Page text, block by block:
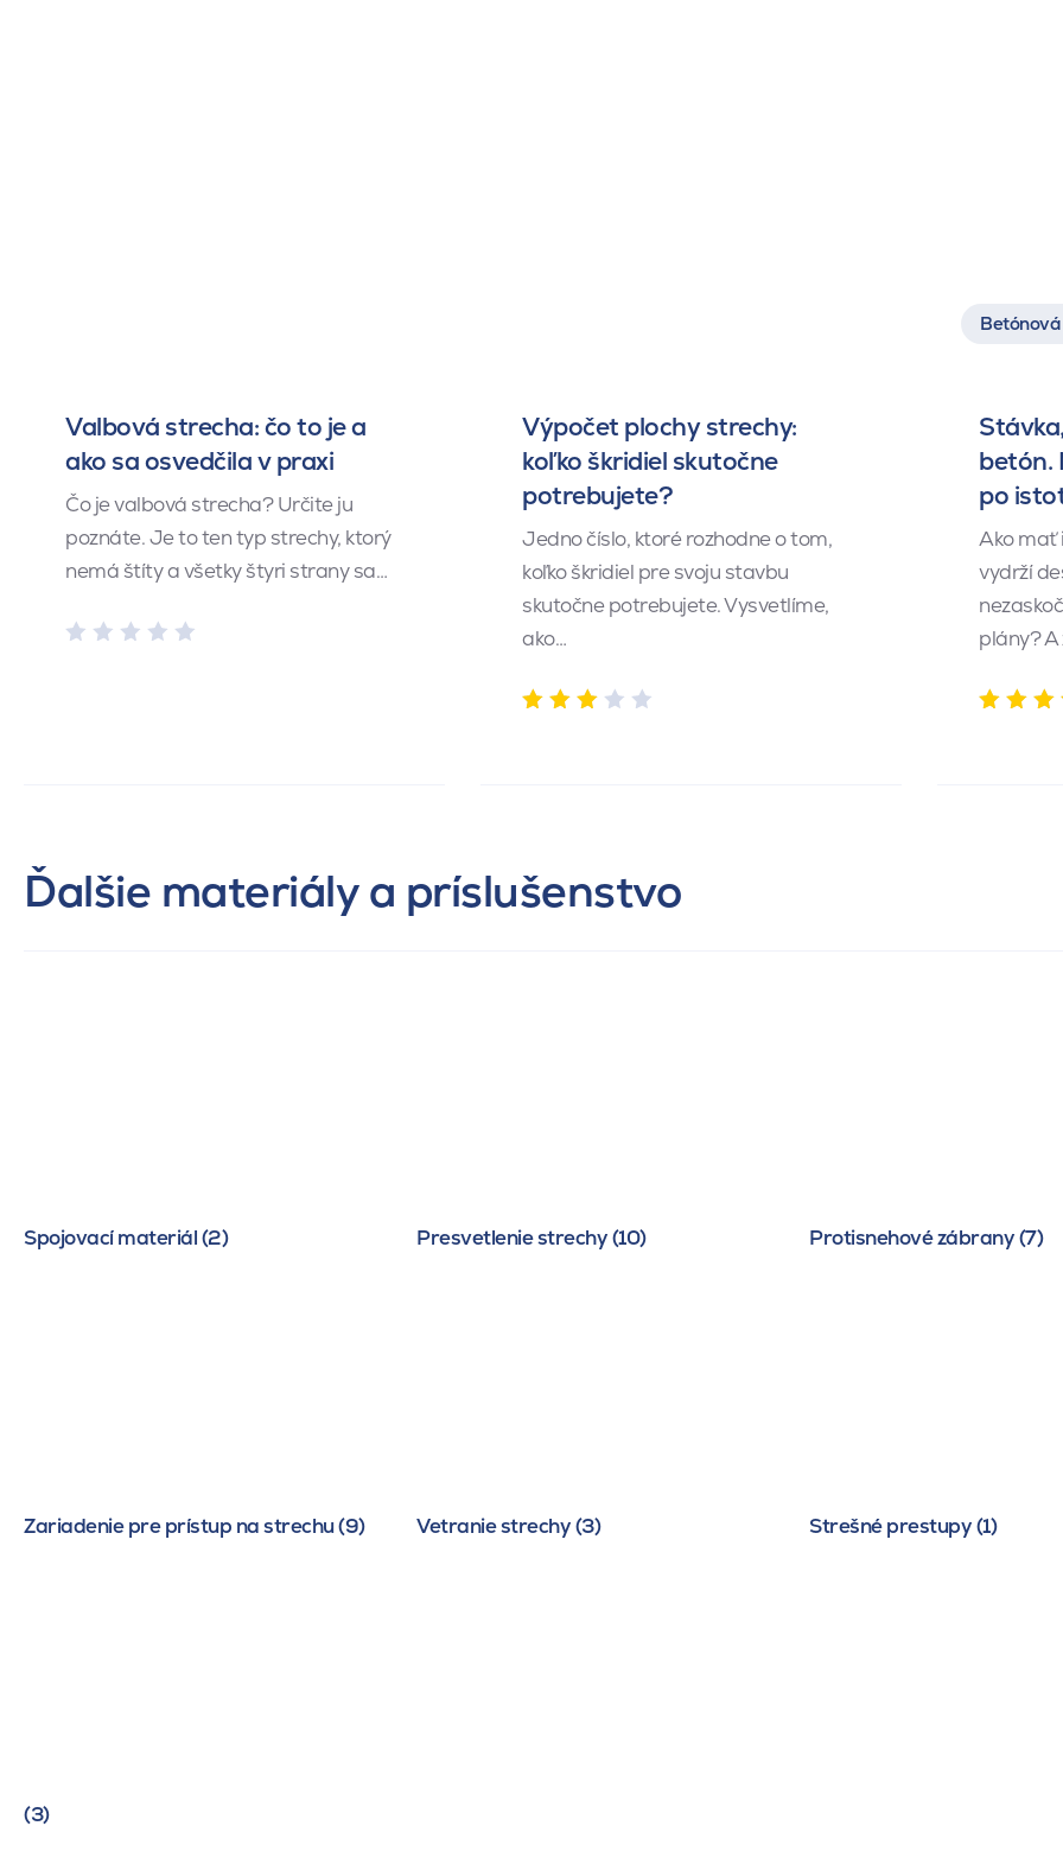
Valbová strecha: čo to je a
ako sa osvedčila v praxi
Čo je valbová strecha? Určite ju
poznáte. Je to ten typ strechy, ktorý
nemá štíty a všetky štyri strany sa…
Výpočet plochy strechy:
koľko škridiel skutočne
potrebujete?
Jedno číslo, ktoré rozhodne o tom,
koľko škridiel pre svoju stavbu
skutočne potrebujete. Vysvetlíme,
ako…
betón.
po
Ako mať
vydrží
plány? A
Ďalšie materiály a príslušenstvo
Spojovací materiál (2) Presvetlenie strechy (10) Protisnehové zábrany (7)
Zariadenie pre prístup na strechu (9) Vetranie strechy (3) Strešné prestupy (1)
(3)